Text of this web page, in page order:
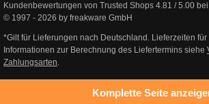
Kundenbewertungen von Trusted Shops 4.81 /5.00 bei
© 1997 - 2026 by freakware GmbH
*Gilt für Lieferungen nach Deutschland. Lieferzeiten
Informationen zur Berechnung des Liefertermins siehe
Zahlungsarten.
Komplette Seite